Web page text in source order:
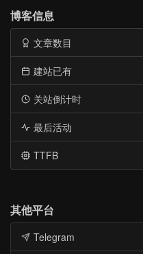
博客信息
文章数目
建站已有
关站倒计时
最后活动
TTFB
其他平台
Telegram